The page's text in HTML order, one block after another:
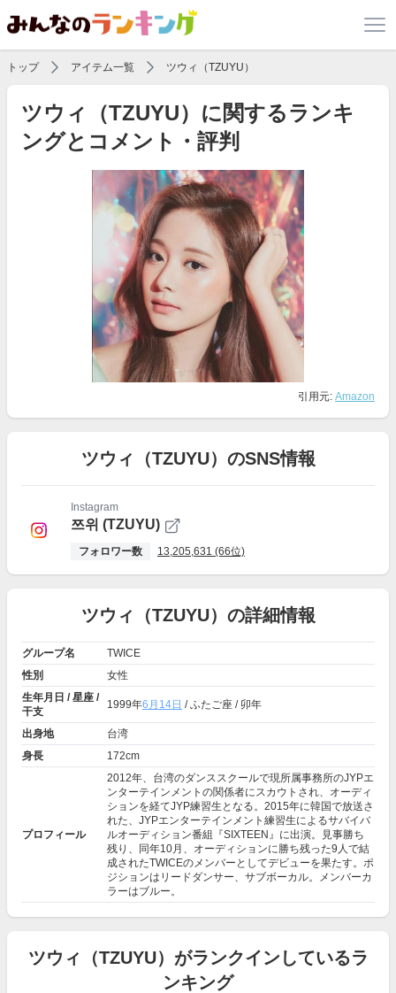
トップ アイテム一覧 ツウィ（TZUYU）
ツウィ（TZUYU）に関するランキ
ングとコメント・評判
引用元: Amazon
ツウィ（TZUYU）のSNS情報
Instagram
쯔위 (TZUYU)
フォロワー数 13,205,631 (66位)
ツウィ（TZUYU）の詳細情報
グループ名
TWICE
性別
女性
生年月日 / 星座 /
干支
1999年6月14日 / ふたご座 / 卯年
出身地
台湾
身長
172cm
プロフィール
2012年、台湾のダンススクールで現所属事務所のJYPエ
ンターテインメントの関係者にスカウトされ、オーディ
ションを経てJYP練習生となる。2015年に韓国で放送さ
れた、JYPエンターテインメント練習生によるサバイバ
ルオーディション番組『SIXTEEN』に出演。見事勝ち
残り、同年10月、オーディションに勝ち残った9人で結
成されたTWICEのメンバーとしてデビューを果たす。ポ
ジションはリードダンサー、サブボーカル。メンバーカ
ラーはブルー。
ツウィ（TZUYU）がランクインしているラ
ンキング